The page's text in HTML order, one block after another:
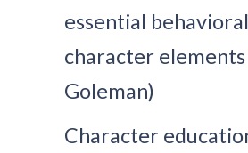
essential
character
Goleman)
Character